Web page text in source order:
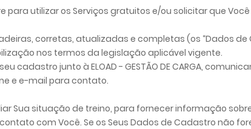
para utilizar os Serviços gratuitos e/ou solicitar que
corretas, atualizadas e completas (os “Dados
nos termos da legislação aplicável vigente.
cadastro junto à ELOAD - GESTÃO DE CARGA,
e e-mail para contato.
Sua situação de treino, para fornecer informação
com Você. Se os Seus Dados de Cadastro não